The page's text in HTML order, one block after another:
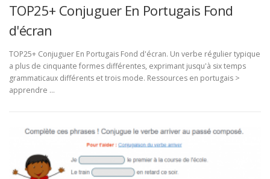
TOP25+ Conjuguer En Portugais Fond
d'écran
TOP25+ Conjuguer En Portugais Fond d'écran. Un verbe régulier typique
a plus de cinquante formes différentes, exprimant jusqu'à six temps
grammaticaux différents et trois mode. Ressources en portugais >
apprendre …